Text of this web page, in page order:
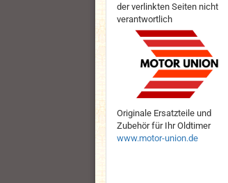
der verlinkten Seiten nicht
verantwortlich
Originale Ersatzteile und
Zubehör für Ihr Oldtimer
www.motor-union.de